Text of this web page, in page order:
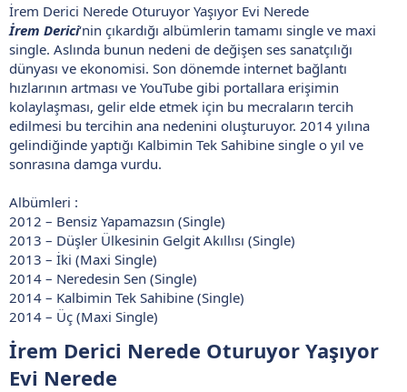
İrem Derici Nerede Oturuyor Yaşıyor Evi Nerede
İrem Derici‘nin çıkardığı albümlerin tamamı single ve maxi
single. Aslında bunun nedeni de değişen ses sanatçılığı
dünyası ve ekonomisi. Son dönemde internet bağlantı
hızlarının artması ve YouTube gibi portallara erişimin
kolaylaşması, gelir elde etmek için bu mecraların tercih
edilmesi bu tercihin ana nedenini oluşturuyor. 2014 yılına
gelindiğinde yaptığı Kalbimin Tek Sahibine single o yıl ve
sonrasına damga vurdu.
Albümleri :
2012 – Bensiz Yapamazsın (Single)
2013 – Düşler Ülkesinin Gelgit Akıllısı (Single)
2013 – İki (Maxi Single)
2014 – Neredesin Sen (Single)
2014 – Kalbimin Tek Sahibine (Single)
2014 – Üç (Maxi Single)
İrem Derici Nerede Oturuyor Yaşıyor
Evi Nerede​